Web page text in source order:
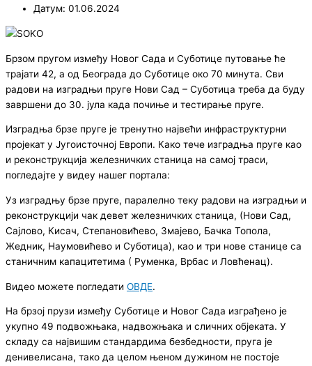
Датум: 01.06.2024
Брзом пругом између Новог Сада и Суботице путовање ће
трајати 42, а од Београда до Суботице око 70 минута. Сви
радови на изградњи пруге Нови Сад – Суботица треба да буду
завршени до 30. јула када почиње и тестирање пруге.
Изградња брзе пруге је тренутно највећи инфраструктурни
пројекат у Југоисточној Европи. Како тече изградња пруге као
и реконструкција железничких станица на самој траси,
погледајте у видеу нашег портала:
Уз изградњу брзе пруге, паралелно теку радови на изградњи и
реконструкцији чак девет железничких станица, (Нови Сад,
Сајлово, Кисач, Степановићево, Змајево, Бачка Топола,
Жедник, Наумовићево и Суботица), као и три нове станице са
станичним капацитетима ( Руменка, Врбас и Ловћенац).
Видео можете погледати ОВДЕ.
На брзој прузи између Суботице и Новог Сада изграђено је
укупно 49 подвожњака, надвожњака и сличних објеката. У
складу са највишим стандардима безбедности, пруга је
денивелисана, тако да целом њеном дужином не постоје